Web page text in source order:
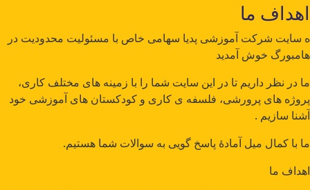
اهداف ما
ه سایت شرکت آموزشی پدیا سهامی خاص با مسئولیت محدودیت در
هامبورگ خوش آمدید
ما در نظر داریم تا در این سایت شما را با زمینه های مختلف کاری،
پروژه های پرورشی، فلسفه ی کاری و کودکستان های آموزشی خود
آشنا سازیم .
ما با کمال میل آمادۀ پاسخ گویی به سوالات شما هستیم.
اهداف ما